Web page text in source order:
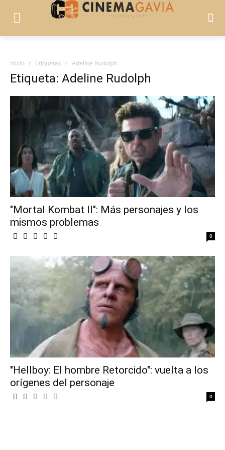
Inicio Etiquetas Adeline Rudolph
Etiqueta: Adeline Rudolph
"Mortal Kombat II": Más personajes y los
mismos problemas
0
"Hellboy: El hombre Retorcido": vuelta a los
orígenes del personaje
0